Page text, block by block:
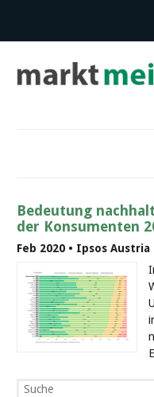
Bedeutung
der Konsumenten
Feb 2020 • Ipsos